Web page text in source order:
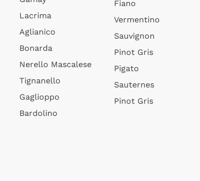
Lacrima
Aglianico
Bonarda
Nerello Mascalese
Tignanello
Gaglioppo
Bardolino
Fiano
Vermentino
Sauvignon
Pinot Gris
Pigato
Sauternes
Pinot Gris